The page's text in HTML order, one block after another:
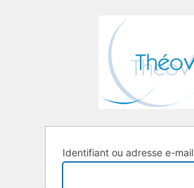
Identifiant ou adresse e-mail